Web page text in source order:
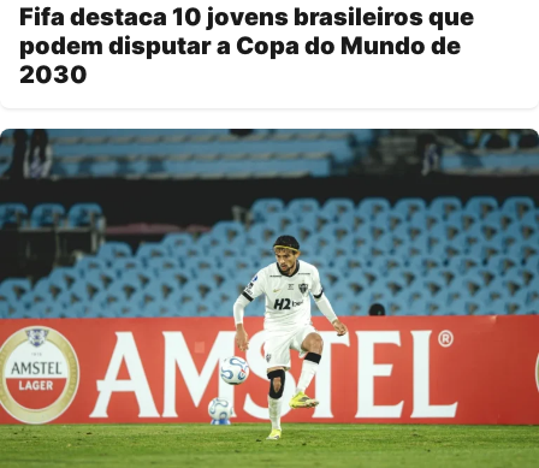
Fifa destaca 10 jovens brasileiros que
podem disputar a Copa do Mundo de
2030